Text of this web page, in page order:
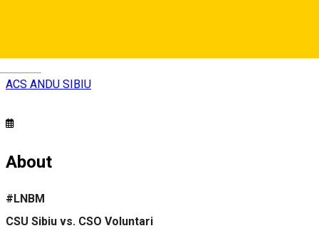
ACS ANDU SIBIU
About
#LNBM
CSU Sibiu vs. CSO Voluntari